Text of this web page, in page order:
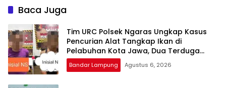
Baca Juga
Tim URC Polsek Ngaras Ungkap Kasus
Pencurian Alat Tangkap Ikan di
Pelabuhan Kota Jawa, Dua Terduga
Pelaku Diamankan.
Bandar Lampung Agustus 6, 2026